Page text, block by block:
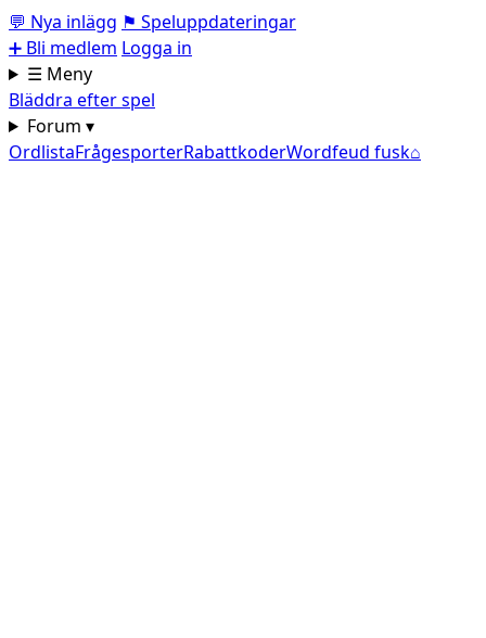
💬 Nya inlägg ⚑ Speluppdateringar
➕ Bli medlem Logga in
☰ Meny
Bläddra efter spel
Forum ▾
OrdlistaFrågesporterRabattkoderWordfeud fusk⌂